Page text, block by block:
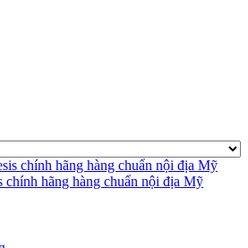
chính hãng hàng chuẩn nội địa Mỹ